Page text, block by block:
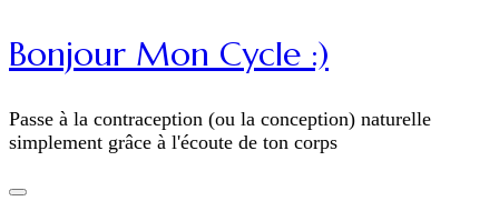
Bonjour Mon Cycle :)
Passe à la contraception (ou la conception) naturelle
simplement grâce à l'écoute de ton corps